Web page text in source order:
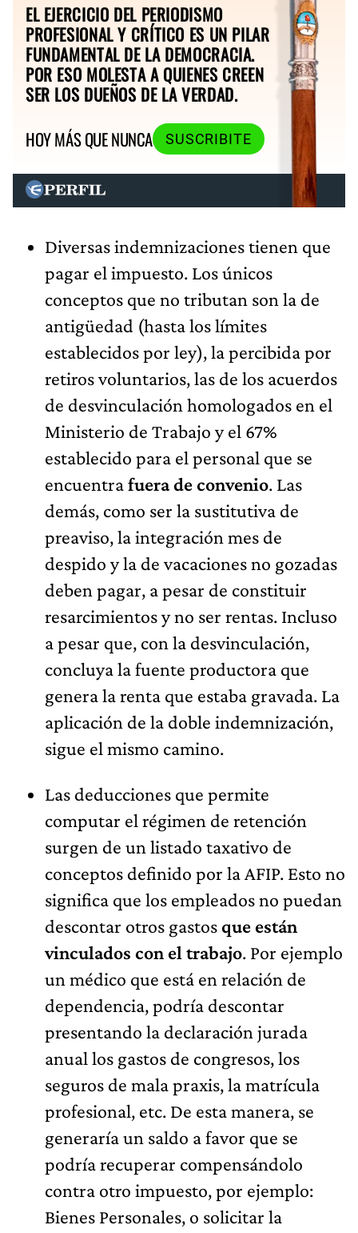
EL EJERCICIO DEL PERIODISMO
PROFESIONAL Y CRÍTICO ES UN PILAR
FUNDAMENTAL DE LA DEMOCRACIA.
POR ESO MOLESTA A QUIENES CREEN
SER LOS DUEÑOS DE LA VERDAD.
HOY MÁS QUE NUNCA
SUSCRIBITE
Diversas indemnizaciones tienen que
pagar el impuesto. Los únicos
conceptos que no tributan son la de
antigüedad (hasta los límites
establecidos por ley), la percibida por
retiros voluntarios, las de los acuerdos
de desvinculación homologados en el
Ministerio de Trabajo y el 67%
establecido para el personal que se
encuentrafuera de convenio. Las
demás, como ser la sustitutiva de
preaviso, la integración mes de
despido y la de vacaciones no gozadas
deben pagar, a pesar de constituir
resarcimientos y no ser rentas. Incluso
a pesar que, con la desvinculación,
concluya la fuente productora que
genera la renta que estaba gravada. La
aplicación de la doble indemnización,
sigue el mismo camino.
Las deducciones que permite
computar el régimen de retención
surgen de un listado taxativo de
conceptos definido por la AFIP. Esto no
significa que los empleados no puedan
descontar otros gastos que están
vinculados con el trabajo. Por ejemplo
un médico que está en relación de
dependencia, podría descontar
presentando la declaración jurada
anual los gastos de congresos, los
seguros de mala praxis, la matrícula
profesional, etc. De esta manera, se
generaría un saldo a favor que se
podría recuperar compensándolo
contra otro impuesto, por ejemplo:
Bienes Personales, o solicitar la